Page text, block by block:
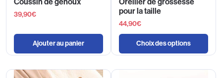
39,90€
Ajouter au panier
pour la taille
44,90€
Choix des options